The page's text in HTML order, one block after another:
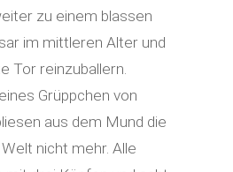
zu einem blassen
im mittleren Alter und
Tor reinzuballern.
Grüppchen von
aus dem Mund die
nicht mehr. Alle